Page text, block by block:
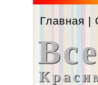
Главная |